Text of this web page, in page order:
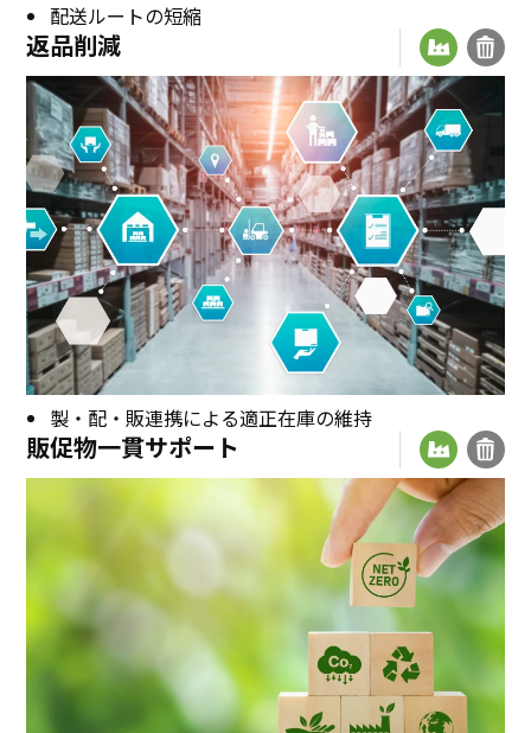
配送ルートの短縮
返品削減
製・配・販連携による適正在庫の維持
販促物一貫サポート